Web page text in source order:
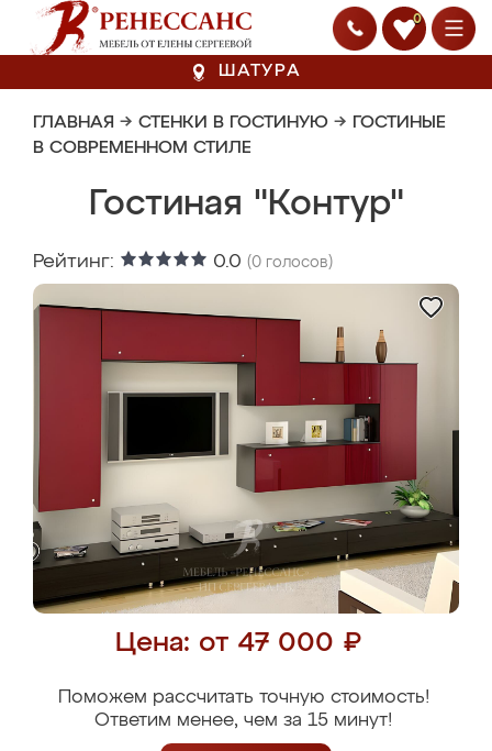
0
ШАТУРА
ГЛАВНАЯ → СТЕНКИ В ГОСТИНУЮ → ГОСТИНЫЕ
В СОВРЕМЕННОМ СТИЛЕ
Гостиная "Контур"
Рейтинг: 0.0 (0 голосов)
Цена: от 47 000 ₽
Поможем рассчитать точную стоимость!
Ответим менее, чем за 15 минут!